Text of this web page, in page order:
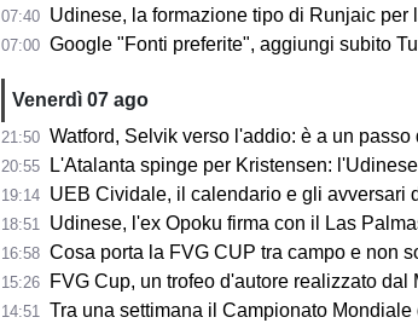
07:40 Udinese, la formazione tipo di Runjaic per
07:00 Google "Fonti preferite", aggiungi subito TuttoUdinese e
Venerdì 07 ago
21:50 Watford, Selvik verso l'addio: è a un passo
20:55 L'Atalanta spinge per Kristensen: l'Udinese
19:14 UEB Cividale, il calendario e gli avversari
18:51 Udinese, l'ex Opoku firma con il Las
16:58 Cosa porta la FVG CUP tra campo e non solo... con un
15:26 FVG Cup, un trofeo d'autore realizzato dal
14:51 Tra una settimana il Campionato Mondiale di Ginnastica